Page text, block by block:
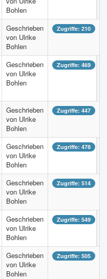
Bohlen
Geschrieben
von Ulrike
Bohlen
Zugriffe: 210
Geschrieben
von Ulrike
Bohlen
Zugriffe: 469
Geschrieben
von Ulrike
Bohlen
Zugriffe: 447
Geschrieben
von Ulrike
Bohlen
Zugriffe: 478
Geschrieben
von Ulrike
Bohlen
Zugriffe: 514
Geschrieben
von Ulrike
Bohlen
Zugriffe: 549
Geschrieben
von Ulrike
Bohlen
Zugriffe: 505